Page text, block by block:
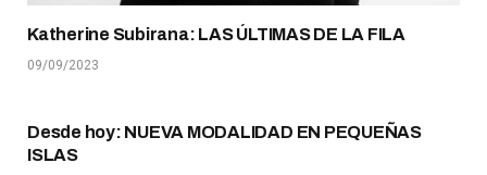
Katherine Subirana: LAS ÚLTIMAS DE LA FILA
09/09/2023
Desde hoy: NUEVA MODALIDAD EN PEQUEÑAS
ISLAS